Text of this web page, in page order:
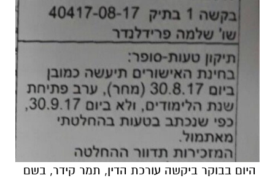
היום בבוקר ביקשה עורכת הדין, תמר קידר, בשם